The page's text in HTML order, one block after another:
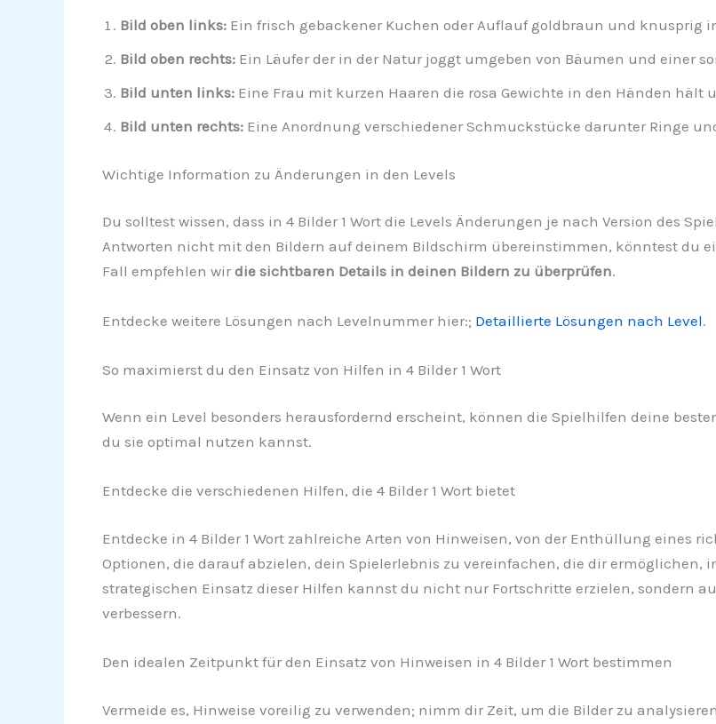
Bild oben links:Ein frisch gebackener Kuchen oder Auflauf goldbraun und knusprig
Bild oben rechts:Ein Läufer der in der Natur joggt umgeben von Bäumen und einer
Bild unten links:Eine Frau mit kurzen Haaren die rosa Gewichte in den Händen hält
Bild unten rechts:Eine Anordnung verschiedener Schmuckstücke darunter Ringe
Wichtige Information zu Änderungen in den Levels
Du solltest wissen, dass in 4 Bilder 1 Wort die Levels Änderungen je nach Version des
Antworten nicht mit den Bildern auf deinem Bildschirm übereinstimmen, könntest du
Fall empfehlen wir die sichtbaren Details in deinen Bildern zu überprüfen.
Entdecke weitere Lösungen nach Levelnummer hier:; Detaillierte Lösungen nach Level.
So maximierst du den Einsatz von Hilfen in 4 Bilder 1 Wort
Wenn ein Level besonders herausfordernd erscheint, können die Spielhilfen deine
du sie optimal nutzen kannst.
Entdecke die verschiedenen Hilfen, die 4 Bilder 1 Wort bietet
Entdecke in 4 Bilder 1 Wort zahlreiche Arten von Hinweisen, von der Enthüllung eines
Optionen, die darauf abzielen, dein Spielerlebnis zu vereinfachen, die dir ermöglichen,
strategischen Einsatz dieser Hilfen kannst du nicht nur Fortschritte erzielen, sondern
verbessern.
Den idealen Zeitpunkt für den Einsatz von Hinweisen in 4 Bilder 1 Wort bestimmen
Vermeide es, Hinweise voreilig zu verwenden; nimm dir Zeit, um die Bilder zu